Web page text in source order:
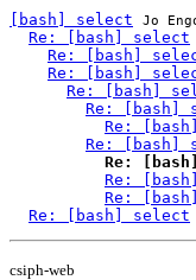
[bash] select Jo
Re: [bash] select
Re: [bash]
Re: [bash]
Re: [bash]
Re: [bash]
Re:
Re: [bash]
Re:
Re:
Re:
Re: [bash] select
csiph-web